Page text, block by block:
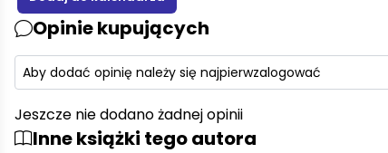
Opinie kupujących
Aby dodać opinię należy się najpierwzalogować
Jeszcze nie dodano żadnej opinii
Inne książki tego autora